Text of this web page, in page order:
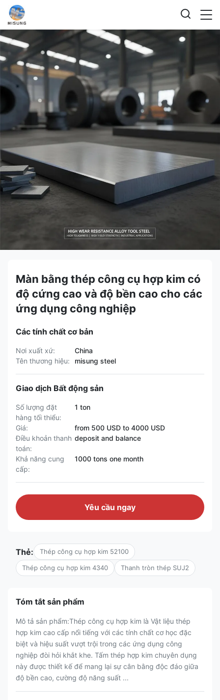
Màn bằng thép công cụ hợp kim có
độ cứng cao và độ bền cao cho các
ứng dụng công nghiệp
Các tính chất cơ bản
Nơi xuất xứ:
China
Tên thương hiệu:
misung steel
Giao dịch Bất động sản
Số lượng đặt
hàng tối thiểu:
1 ton
Giá:
from 500 USD to 4000 USD
Điều khoản thanh
toán:
deposit and balance
Khả năng cung
cấp:
1000 tons one month
Yêu cầu ngay
Thẻ: Thép công cụ hợp kim 52100
Thép công cụ hợp kim 4340 Thanh tròn thép SUJ2
Tóm tắt sản phẩm
Mô tả sản phẩm:Thép công cụ hợp kim là Vật liệu thép
hợp kim cao cấp nổi tiếng với các tính chất cơ học đặc
biệt và hiệu suất vượt trội trong các ứng dụng công
nghiệp đòi hỏi khắt khe. Tấm thép hợp kim chuyên dụng
này được thiết kế để mang lại sự cân bằng độc đáo giữa
độ bền cao, cường độ năng suất ...